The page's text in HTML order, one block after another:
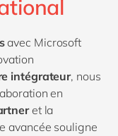
avec Microsoft
intégrateur, nous
en
et la
avancée souligne